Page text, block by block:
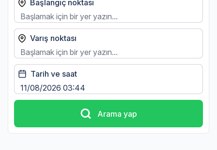
Başlangıç noktası
Varış noktası
Tarih ve saat
Arama yap